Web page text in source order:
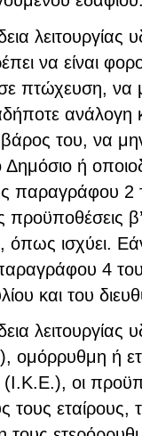
λειτουργίας
να είναι
πτώχευση, να
ανάλογη
βάρος του, να
ή
παραγράφου
ισχύει.
4
και του
λειτουργίας
ομόρρυθμη ή
(Ι.Κ.Ε.), οι
εταίρους,